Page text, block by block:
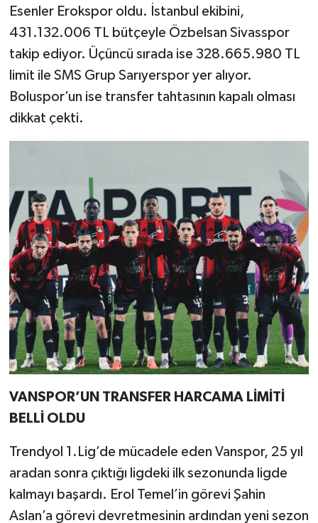
Esenler Erokspor oldu. İstanbul ekibini,
431.132.006 TL bütçeyle Özbelsan Sivasspor
takip ediyor. Üçüncü sırada ise 328.665.980 TL
limit ile SMS Grup Sarıyerspor yer alıyor.
Boluspor’un ise transfer tahtasının kapalı olması
dikkat çekti.
VANSPOR’UN TRANSFER HARCAMA LİMİTİ
BELLİ OLDU
Trendyol 1.Lig’de mücadele eden Vanspor, 25 yıl
aradan sonra çıktığı ligdeki ilk sezonunda ligde
kalmayı başardı. Erol Temel’in görevi Şahin
Aslan’a görevi devretmesinin ardından yeni sezon